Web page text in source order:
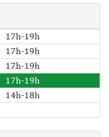
17h-19h
17h-19h
17h-19h
17h-19h
14h-18h